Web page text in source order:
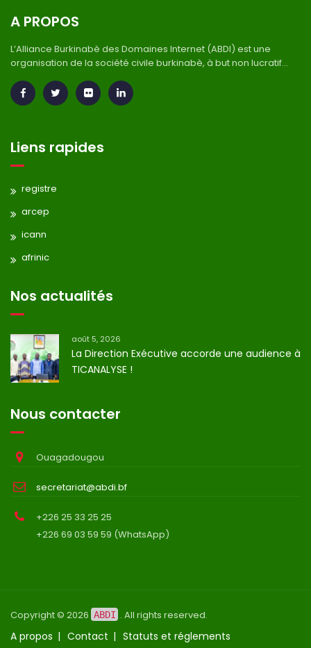
A PROPOS
L’Alliance Burkinabè des Domaines Internet (ABDI) est une
organisation de la société civile burkinabè, à but non lucratif...
Liens rapides
registre
arcep
icann
afrinic
Nos actualités
août 5, 2026
La Direction Exécutive accorde une audience à
TICANALYSE !
Nous contacter
Ouagadougou
secretariat@abdi.bf
+226 25 33 25 25
+226 69 03 59 59 (WhatsApp)
Copyright © 2026 ABDI . All rights reserved.
A propos Contact Statuts et réglements